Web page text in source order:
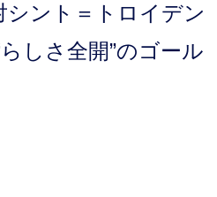
ント＝トロイデン
しさ全開”のゴール